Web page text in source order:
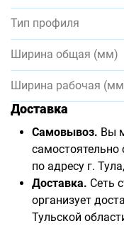
Тип профиля
Ширина общая (мм)
Ширина рабочая
Доставка
Самовывоз. Вы
самостоятельно
по адресу г.
Доставка. Сеть
организует
Тульской